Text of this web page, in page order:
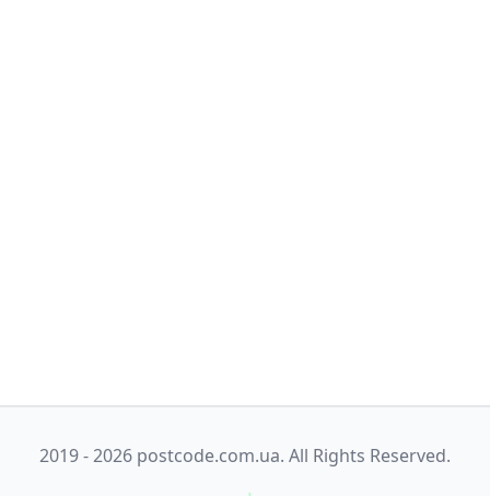
2019 - 2026 postcode.com.ua. All Rights Reserved.